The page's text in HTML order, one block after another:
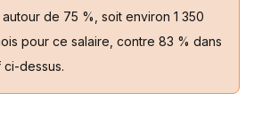
de 75 %, soit environ 1 350
pour ce salaire, contre 83 % dans
ci-dessus.